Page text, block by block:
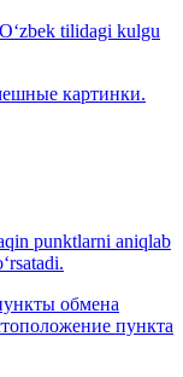
tilidagi kulgu
картинки.
punktlarni aniqlab
обмена
пункта